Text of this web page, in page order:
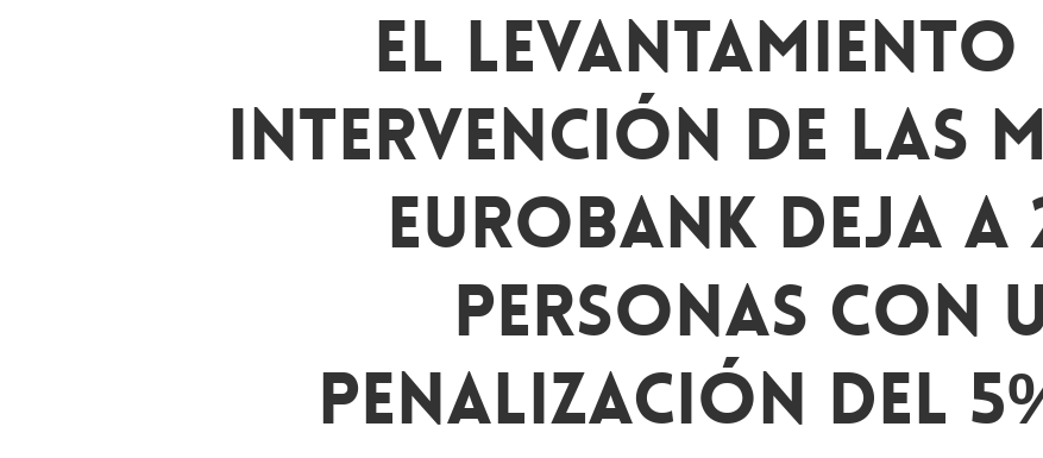
El Levantamiento
Intervención De Las
Eurobank Deja A
Personas Con
Penalización Del